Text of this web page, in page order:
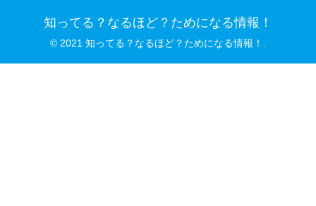
知ってる？なるほど？ためになる情報！
© 2021 知ってる？なるほど？ためになる情報！.